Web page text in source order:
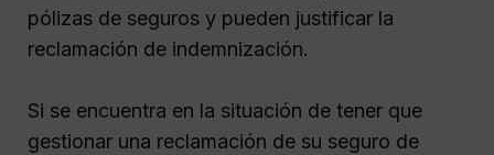
pólizas de seguros y pueden justificar la
reclamación de indemnización.
Si se encuentra en la situación de tener que
gestionar una reclamación de su seguro de